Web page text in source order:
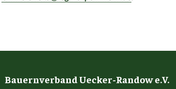
Bauernverband Uecker-Randow e.V.